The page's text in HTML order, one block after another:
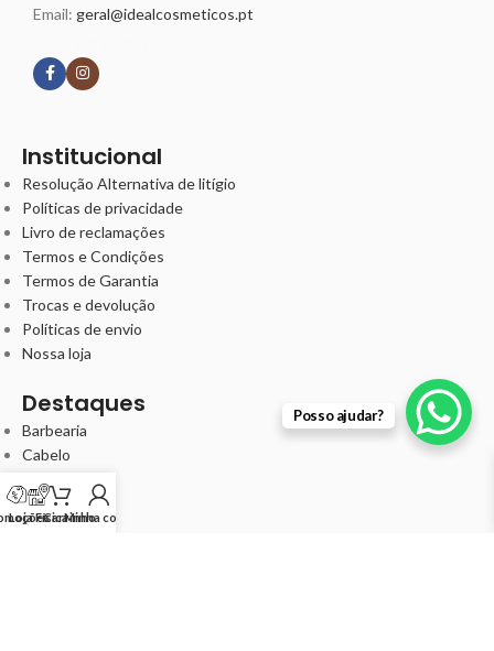
Email: geral@idealcosmeticos.pt
Institucional
Resolução Alternativa de litígio
Políticas de privacidade
Livro de reclamações
Termos e Condições
Termos de Garantia
Trocas e devolução
Políticas de envio
Nossa loja
Destaques
Barbearia
Cabelo
Kits
Loja FísicaCarrinho
Minha conta
Posso ajudar?